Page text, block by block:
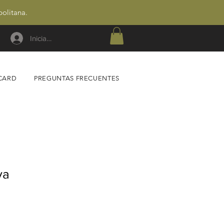
Iniciar sesión
PREGUNTAS FRECUENTES